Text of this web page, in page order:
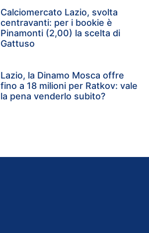
Calciomercato Lazio, svolta
centravanti: per i bookie è
Pinamonti (2,00) la scelta di
Gattuso
Lazio, la Dinamo Mosca offre
fino a 18 milioni per Ratkov: vale
la pena venderlo subito?